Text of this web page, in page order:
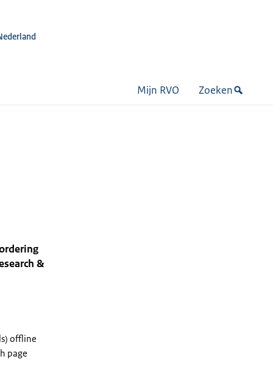
Mijn RVO Zoeken
&
offline
page